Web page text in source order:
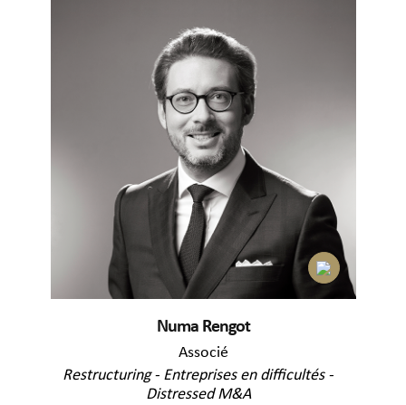
Numa Rengot
Associé
Restructuring - Entreprises en difficultés -
Distressed M&A